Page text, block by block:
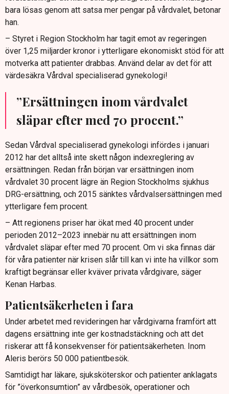
bara lösas genom att satsa mer pengar på vårdvalet, betonar
han.
– Styret i Region Stockholm har tagit emot av regeringen
över 1,25 miljarder kronor i ytterligare ekonomiskt stöd för att
motverka att patienter drabbas. Använd delar av det för att
värdesäkra Vårdval specialiserad gynekologi!
”Ersättningen inom vårdvalet
släpar efter med 70 procent.”
Sedan Vårdval specialiserad gynekologi infördes i januari
2012 har det alltså inte skett någon indexreglering av
ersättningen. Redan från början var ersättningen inom
vårdvalet 30 procent lägre än Region Stockholms sjukhus
DRG-ersättning, och 2015 sänktes vårdvalsersättningen med
ytterligare fem procent.
– Att regionens priser har ökat med 40 procent under
perioden 2012–2023 innebär nu att ersättningen inom
vårdvalet släpar efter med 70 procent. Om vi ska finnas där
för våra patienter när krisen slår till kan vi inte ha villkor som
kraftigt begränsar eller kväver privata vårdgivare, säger
Kenan Harbas.
Patientsäkerheten i fara
Under arbetet med revideringen har vårdgivarna framfört att
dagens ersättning inte ger kostnadstäckning och att det
riskerar att få konsekvenser för patientsäkerheten. Inom
Aleris berörs 50 000 patientbesök.
Samtidigt har läkare, sjuksköterskor och patienter anklagats
för ”överkonsumtion” av vårdbesök, operationer och